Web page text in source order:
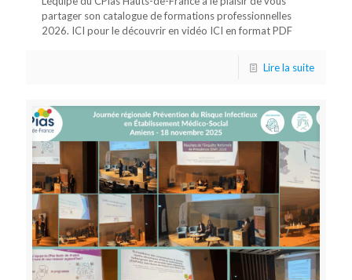
partager son catalogue de formations professionnelles
2026. ICI pour le découvrir en vidéo ICI en format PDF
Lire la suite